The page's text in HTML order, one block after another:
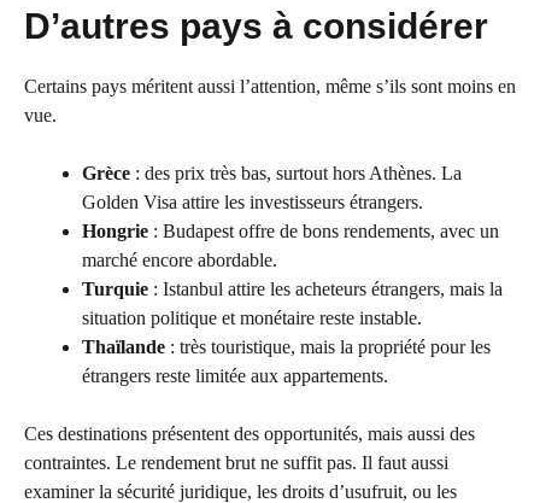
D’autres pays à considérer
Certains pays méritent aussi l’attention, même s’ils sont moins en
vue.
Grèce : des prix très bas, surtout hors Athènes. La
Golden Visa attire les investisseurs étrangers.
Hongrie : Budapest offre de bons rendements, avec un
marché encore abordable.
Turquie : Istanbul attire les acheteurs étrangers, mais la
situation politique et monétaire reste instable.
Thaïlande : très touristique, mais la propriété pour les
étrangers reste limitée aux appartements.
Ces destinations présentent des opportunités, mais aussi des
contraintes. Le rendement brut ne suffit pas. Il faut aussi
examiner la sécurité juridique, les droits d’usufruit, ou les